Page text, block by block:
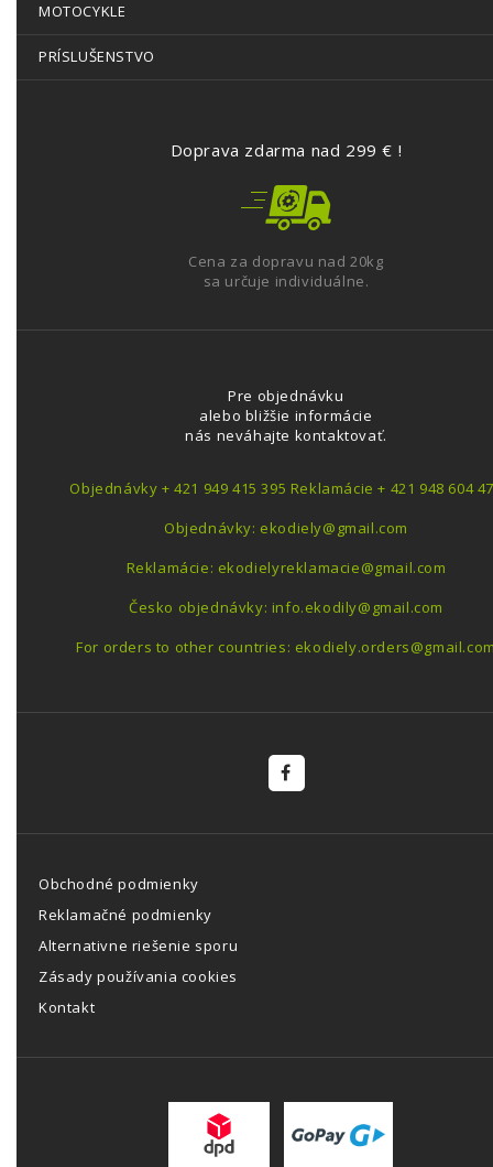
MOTOCYKLE
PRÍSLUŠENSTVO
Doprava zdarma nad 299 € !
Cena za dopravu nad 20kg
sa určuje individuálne.
Pre objednávku
alebo bližšie informácie
nás neváhajte kontaktovať.
Objednávky + 421 949 415 395 Reklamácie + 421 948 604
Objednávky: ekodiely@gmail.com
Reklamácie: ekodielyreklamacie@gmail.com
Česko objednávky: info.ekodily@gmail.com
For orders to other countries:
Obchodné podmienky
Reklamačné podmienky
Alternativne riešenie sporu
Zásady používania cookies
Kontakt